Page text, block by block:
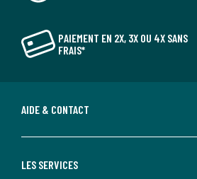
PAIEMENT EN 2X, 3X OU 4X SANS
FRAIS*
AIDE & CONTACT
LES SERVICES